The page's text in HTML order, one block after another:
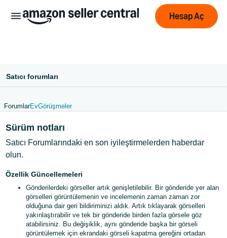
文
-
CN
English
- GB
Deutsch
Hesap Aç
Satıcı forumları
ForumlarEvGörüşmeler
Sürüm notları
Satıcı Forumlarındaki en son iyileştirmelerden haberdar
olun.
Özellik Güncellemeleri
Gönderilerdeki görseller artık genişletilebilir. Bir gönderide yer alan
görselleri görüntülemenin ve incelemenin zaman zaman zor
olduğuna dair geri bildiriminizi aldık. Artık tıklayarak görselleri
yakınlaştırabilir ve tek bir gönderide birden fazla görsele göz
atabilirsiniz. Bu değişiklik, aynı gönderide başka bir görseli
görüntülemek için ekrandaki görseli kapatma gereğini ortadan